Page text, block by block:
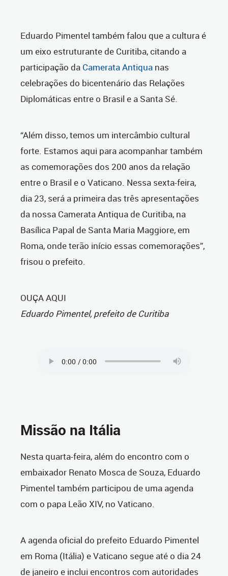
Eduardo Pimentel também falou que a cultura é
um eixo estruturante de Curitiba, citando a
participação da Camerata Antiqua nas
celebrações do bicentenário das Relações
Diplomáticas entre o Brasil e a Santa Sé.
“Além disso, temos um intercâmbio cultural
forte. Estamos aqui para acompanhar também
as comemorações dos 200 anos da relação
entre o Brasil e o Vaticano. Nessa sexta-feira,
dia 23, será a primeira das três apresentações
da nossa Camerata Antiqua de Curitiba, na
Basílica Papal de Santa Maria Maggiore, em
Roma, onde terão início essas comemorações”,
frisou o prefeito.
OUÇA AQUI
Eduardo Pimentel, prefeito de Curitiba
Missão na Itália
Nesta quarta-feira, além do encontro com o
embaixador Renato Mosca de Souza, Eduardo
Pimentel também participou de uma agenda
com o papa Leão XIV, no Vaticano.
A agenda oficial do prefeito Eduardo Pimentel
em Roma (Itália) e Vaticano segue até o dia 24
de janeiro e inclui encontros com autoridades